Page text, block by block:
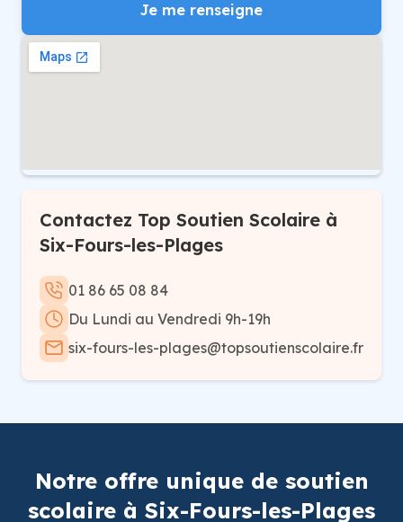
Je me renseigne
Contactez Top Soutien Scolaire à
Six-Fours-les-Plages
01 86 65 08 84
Du Lundi au Vendredi 9h-19h
six-fours-les-plages@topsoutienscolaire.fr
Notre offre unique de soutien
scolaire à Six-Fours-les-Plages